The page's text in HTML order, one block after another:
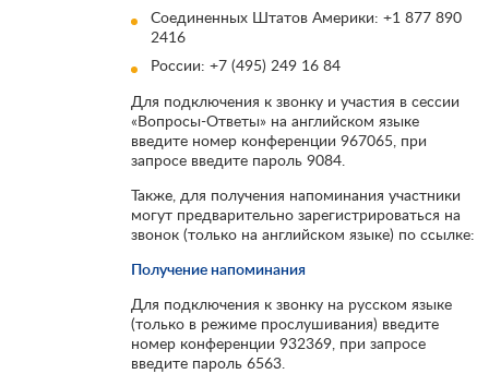
Соединенных Штатов Америки: +1 877 890
2416
России: +7 (495) 249 16 84
Для подключения к звонку и участия в сессии
«Вопросы-Ответы» на английском языке
введите номер конференции 967065, при
запросе введите пароль 9084.
Также, для получения напоминания участники
могут предварительно зарегистрироваться на
звонок (только на английском языке) по ссылке:
Получение напоминания
Для подключения к звонку на русском языке
(только в режиме прослушивания) введите
номер конференции 932369, при запросе
введите пароль 6563.